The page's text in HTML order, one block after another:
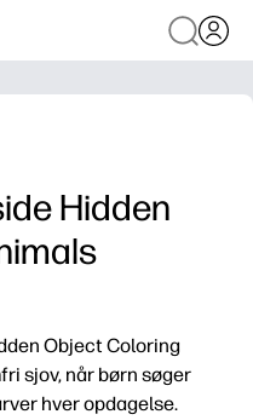
Hidden
Object Coloring
sjov, når børn søger
hver opdagelse.